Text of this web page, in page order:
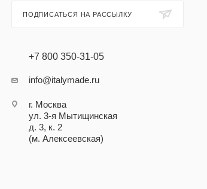
ПОДПИСАТЬСЯ НА РАССЫЛКУ
+7 800 350-31-05
info@italymade.ru
г. Москва
ул. 3-я Мытищинская
д. 3, к. 2
(м. Алексеевская)